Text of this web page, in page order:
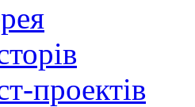
проектів